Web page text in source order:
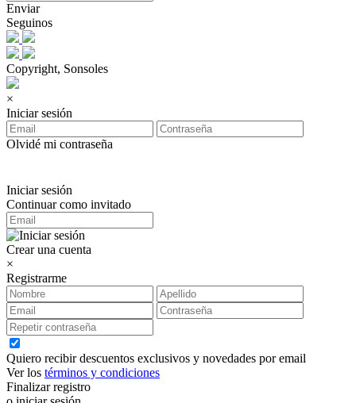
Enviar
Seguinos
Copyright, Sonsoles
×
Iniciar sesión
Olvidé mi contraseña
Iniciar sesión
Continuar como invitado
Crear una cuenta
×
Registrarme
Quiero recibir descuentos exclusivos y novedades por email
Ver los términos y condiciones
Finalizar registro